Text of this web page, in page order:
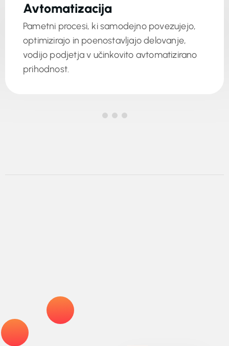
Avtomatizacija
Pametni procesi, ki samodejno povezujejo,
optimizirajo in poenostavljajo delovanje,
vodijo podjetja v učinkovito avtomatizirano
prihodnost.